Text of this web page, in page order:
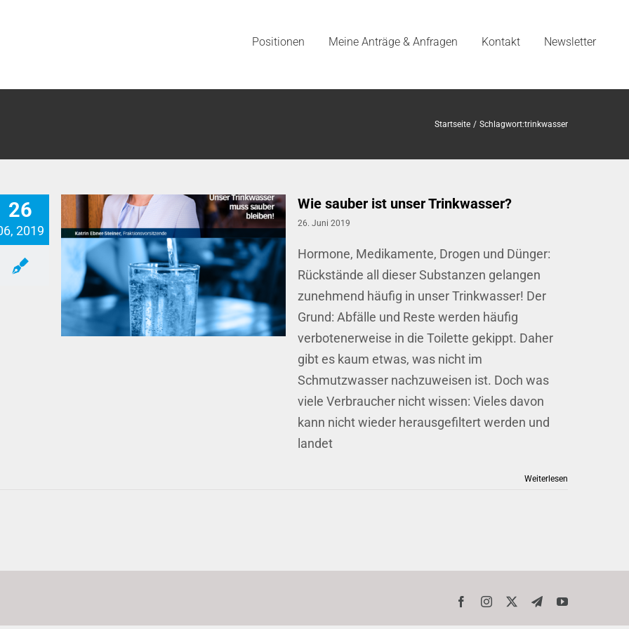
Positionen Meine Anträge & Anfragen Kontakt Newsletter
Startseite Schlagwort:trinkwasser
26
2019
Wie sauber ist unser Trinkwasser?
26. Juni 2019
Hormone, Medikamente, Drogen und Dünger:
Rückstände all dieser Substanzen gelangen
zunehmend häufig in unser Trinkwasser! Der
Grund: Abfälle und Reste werden häufig
verbotenerweise in die Toilette gekippt. Daher
gibt es kaum etwas, was nicht im
Schmutzwasser nachzuweisen ist. Doch was
viele Verbraucher nicht wissen: Vieles davon
kann nicht wieder herausgefiltert werden und
landet
Weiterlesen
FacebookInstagram TelegramYouTube